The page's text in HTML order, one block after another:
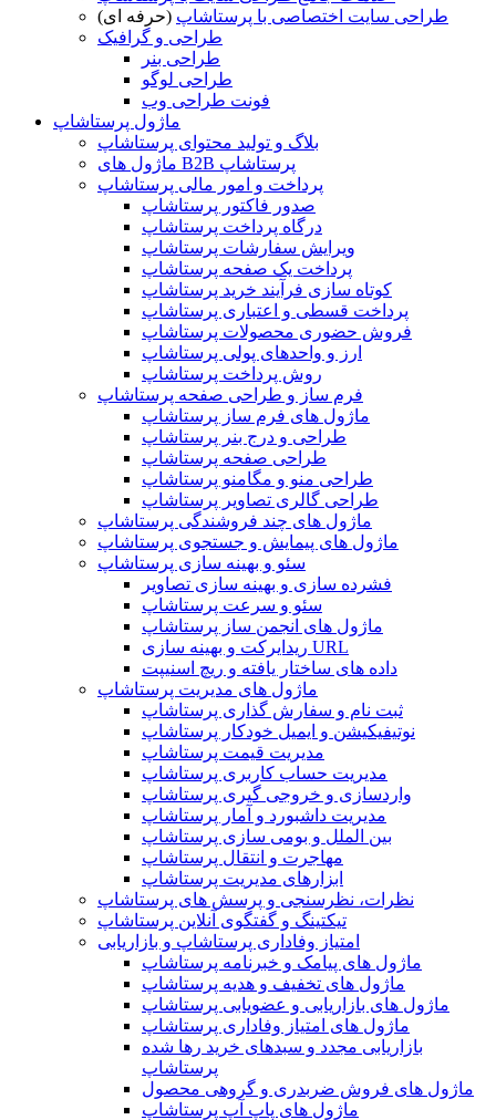
طراحی سایت اختصاصی با پرستاشاپ (حرفه ای)
طراحی و گرافیک
طراحی بنر
طراحی لوگو
فونت طراحی وب
ماژول پرستاشاپ
بلاگ و تولید محتوای پرستاشاپ
ماژول های B2B پرستاشاپ
پرداخت و امور مالی پرستاشاپ
صدور فاکتور پرستاشاپ
درگاه پرداخت پرستاشاپ
ویرایش سفارشات پرستاشاپ
پرداخت یک صفحه پرستاشاپ
کوتاه سازی فرآیند خرید پرستاشاپ
پرداخت قسطی و اعتباری پرستاشاپ
فروش حضوری محصولات پرستاشاپ
ارز و واحدهای پولی پرستاشاپ
روش پرداخت پرستاشاپ
فرم ساز و طراحی صفحه پرستاشاپ
ماژول های فرم ساز پرستاشاپ
طراحی و درج بنر پرستاشاپ
طراحی صفحه پرستاشاپ
طراحی منو و مگامنو پرستاشاپ
طراحی گالری تصاویر پرستاشاپ
ماژول های چند فروشندگی پرستاشاپ
ماژول های پیمایش و جستجوی پرستاشاپ
سئو و بهینه سازی پرستاشاپ
فشرده سازی و بهینه سازی تصاویر
سئو و سرعت پرستاشاپ
ماژول های انجمن ساز پرستاشاپ
ریدایرکت و بهینه سازی URL
داده های ساختار یافته و ریچ اسنیپت
ماژول های مدیریت پرستاشاپ
ثبت نام و سفارش گذاری پرستاشاپ
نوتیفیکیشن و ایمیل خودکار پرستاشاپ
مدیریت قیمت پرستاشاپ
مدیریت حساب کاربری پرستاشاپ
واردسازی و خروجی گیری پرستاشاپ
مدیریت داشبورد و آمار پرستاشاپ
بین الملل و بومی سازی پرستاشاپ
مهاجرت و انتقال پرستاشاپ
ابزارهای مدیریت پرستاشاپ
نظرات، نظرسنجی و پرسش های پرستاشاپ
تیکتینگ و گفتگوی آنلاین پرستاشاپ
امتیاز وفاداری پرستاشاپ و بازاریابی
ماژول های پیامک و خبرنامه پرستاشاپ
ماژول های تخفیف و هدیه پرستاشاپ
ماژول های بازاریابی و عضویابی پرستاشاپ
ماژول های امتیاز وفاداری پرستاشاپ
بازاریابی مجدد و سبدهای خرید رها شده
پرستاشاپ
ماژول های فروش ضربدری و گروهی محصول
ماژول های پاپ آپ پرستاشاپ